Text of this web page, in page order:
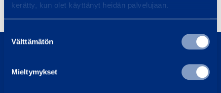
kerätty, kun olet käyttänyt heidän palvelujaan.
Suostumuksen
valinta
Välttämätön
Mieltymykset
0800 171 414
asiakaspalvelu@ramirent.fi